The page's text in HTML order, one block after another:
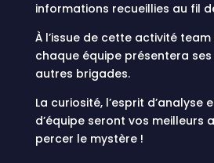
informations recueillies au fil
À l’issue de cette activité
chaque équipe présentera
autres brigades.
La curiosité, l’esprit d’analyse
d’équipe seront vos meilleurs
percer le mystère !